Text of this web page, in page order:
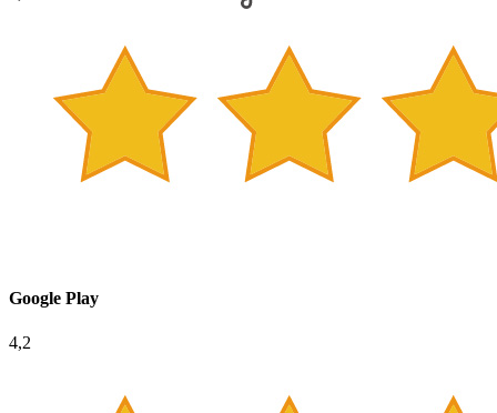
Google Play
4,2